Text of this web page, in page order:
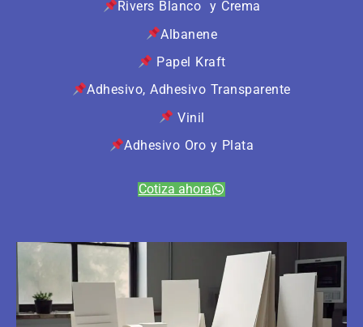
Rivers Blanco y Crema
Albanene
Papel Kraft
Adhesivo, Adhesivo Transparente
Vinil
Adhesivo Oro y Plata
Cotiza ahora